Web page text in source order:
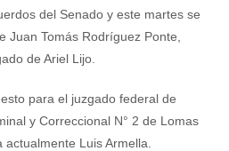
del Senado y este martes se
Juan Tomás Rodríguez Ponte,
de Ariel Lijo.
para el juzgado federal de
y Correccional N° 2 de Lomas
Luis Armella.